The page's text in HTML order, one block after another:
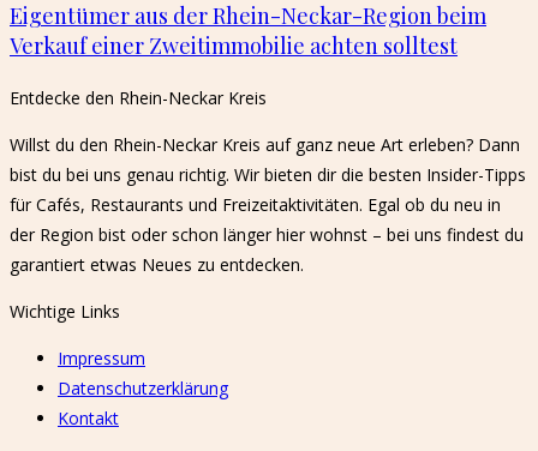
Eigentümer aus der Rhein-Neckar-Region beim
Verkauf einer Zweitimmobilie achten solltest
Entdecke den Rhein-Neckar Kreis​
Willst du den Rhein-Neckar Kreis auf ganz neue Art erleben? Dann
bist du bei uns genau richtig. Wir bieten dir die besten Insider-Tipps
für Cafés, Restaurants und Freizeitaktivitäten. Egal ob du neu in
der Region bist oder schon länger hier wohnst – bei uns findest du
garantiert etwas Neues zu entdecken.
Wichtige Links
Impressum
Datenschutzerklärung
Kontakt